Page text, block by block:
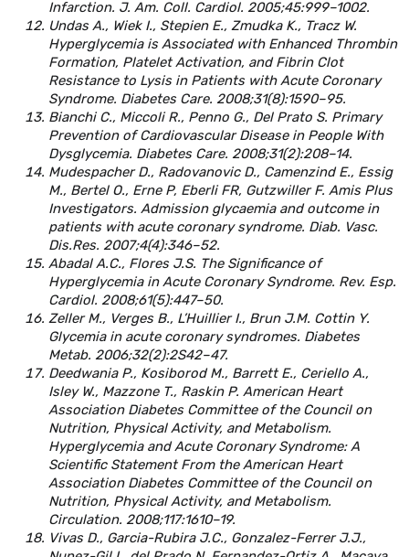
Infarction. J. Am. Coll. Cardiol. 2005;45:999–1002.
Undas A., Wiek I., Stepien E., Zmudka K., Tracz W.
Hyperglycemia is Associated with Enhanced Thrombin
Formation, Platelet Activation, and Fibrin Clot
Resistance to Lysis in Patients with Acute Coronary
Syndrome. Diabetes Care. 2008;31(8):1590–95.
Bianchi C., Miccoli R., Penno G., Del Prato S. Primary
Prevention of Cardiovascular Disease in People With
Dysglycemia. Diabetes Care. 2008;31(2):208–14.
Mudespacher D., Radovanovic D., Camenzind E., Essig
M., Bertel O., Erne P, Eberli FR, Gutzwiller F. Amis Plus
Investigators. Admission glycaemia and outcome in
patients with acute coronary syndrome. Diab. Vasc.
Dis.Res. 2007;4(4):346–52.
Abadal A.C., Flores J.S. The Significance of
Hyperglycemia in Acute Coronary Syndrome. Rev. Esp.
Cardiol. 2008;61(5):447–50.
Zeller M., Verges B., L’Huillier I., Brun J.M. Cottin Y.
Glycemia in acute coronary syndromes. Diabetes
Metab. 2006;32(2):2S42–47.
Deedwania P., Kosiborod M., Barrett E., Ceriello A.,
Isley W., Mazzone T., Raskin P. American Heart
Association Diabetes Committee of the Council on
Nutrition, Physical Activity, and Metabolism.
Hyperglycemia and Acute Coronary Syndrome: A
Scientific Statement From the American Heart
Association Diabetes Committee of the Council on
Nutrition, Physical Activity, and Metabolism.
Circulation. 2008;117:1610–19.
Vivas D., Garcia-Rubira J.C., Gonzalez-Ferrer J.J.,